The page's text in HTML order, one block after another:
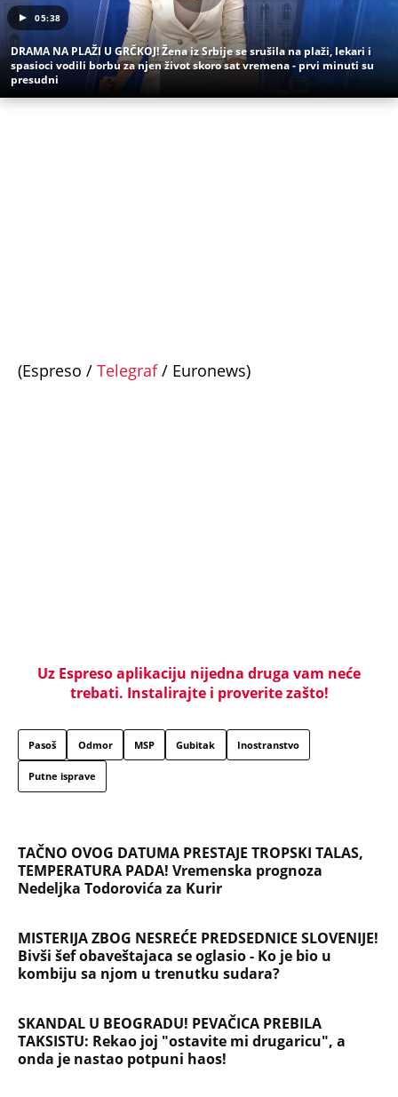
05:38
DRAMA NA PLAŽI U GRČKOJ! Žena iz Srbije se srušila na plaži, lekari i
spasioci vodili borbu za njen život skoro sat vremena - prvi minuti su
presudni
(Espreso / Telegraf/ Euronews)
Uz Espreso aplikaciju nijedna druga vam neće
trebati. Instalirajte i proverite zašto!
Pasoš Odmor MSP Gubitak Inostranstvo
Putne isprave
TAČNO OVOG DATUMA PRESTAJE TROPSKI TALAS,
TEMPERATURA PADA! Vremenska prognoza
Nedeljka Todorovića za Kurir
MISTERIJA ZBOG NESREĆE PREDSEDNICE SLOVENIJE!
Bivši šef obaveštajaca se oglasio - Ko je bio u
kombiju sa njom u trenutku sudara?
SKANDAL U BEOGRADU! PEVAČICA PREBILA
TAKSISTU: Rekao joj "ostavite mi drugaricu", a
onda je nastao potpuni haos!